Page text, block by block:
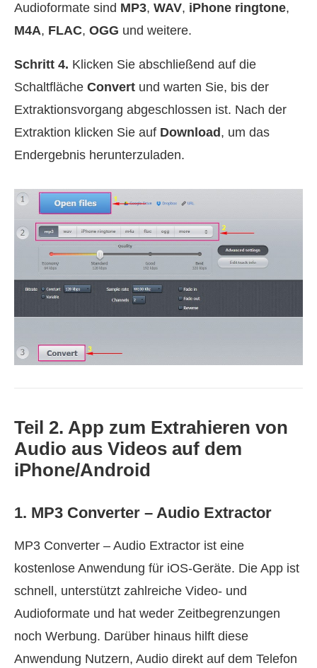
Audioformate sind MP3, WAV, iPhone ringtone,
M4A, FLAC, OGG und weitere.
Schritt 4. Klicken Sie abschließend auf die
Schaltfläche Convert und warten Sie, bis der
Extraktionsvorgang abgeschlossen ist. Nach der
Extraktion klicken Sie auf Download , um das
Endergebnis herunterzuladen.
Teil 2. App zum Extrahieren von
Audio aus Videos auf dem
iPhone/Android
1. MP3 Converter – Audio Extractor
MP3 Converter – Audio Extractor ist eine
kostenlose Anwendung für iOS‑Geräte. Die App ist
schnell, unterstützt zahlreiche Video‑ und
Audioformate und hat weder Zeitbegrenzungen
noch Werbung. Darüber hinaus hilft diese
Anwendung Nutzern, Audio direkt auf dem Telefon